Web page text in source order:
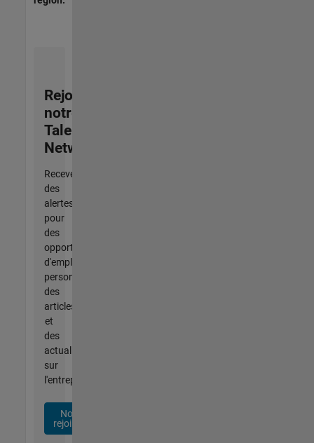
Rejoignez
notre
Talent
Network
Recevez
des
alertes
pour
des
opportunités
d'emploi
personnalisées,
des
articles
et
des
actualités
sur
l'entreprise.
Nous
rejoindre